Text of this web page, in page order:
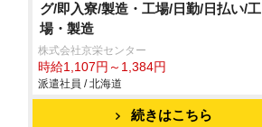
グ/即入寮/製造・工場/日勤/日払い/工
場・製造
株式会社京栄センター
時給1,107円～1,384円
派遣社員 / 北海道
続きはこちら